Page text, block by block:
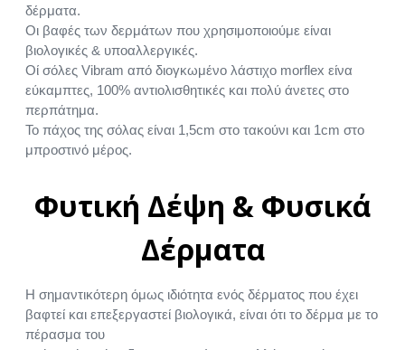
δέρματα.
Οι βαφές των δερμάτων που χρησιμοποιούμε είναι
βιολογικές & υποαλλεργικές.
Οί σόλες Vibram από διογκωμένο λάστιχο morflex είνα
εύκαμπτες, 100% αντιολισθητικές και πολύ άνετες στο
περπάτημα.
Το πάχος της σόλας είναι 1,5cm στο τακούνι και 1cm στο
μπροστινό μέρος.
Φυτική Δέψη & Φυσικά
Δέρματα
Η σημαντικότερη όμως ιδιότητα ενός δέρματος που έχει
βαφτεί και επεξεργαστεί βιολογικά, είναι ότι το δέρμα με το
πέρασμα του